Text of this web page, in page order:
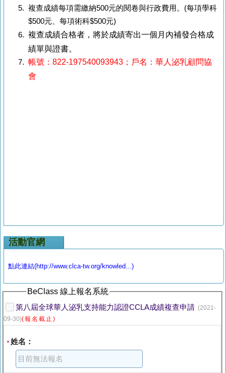
複查成績每項需繳納500元的閱卷與行政費用。(每項學科
$500元、每項術科$500元)
複查成績合格者，將於成績寄出一個月內補發合格成
績單與證書。
帳號：822-197540093943；戶名：華人泌乳顧問協
會
活動官網
點此連結(http://www.clca-tw.org/knowled...)
BeClass 線上報名系統
第八屆全球華人泌乳支持能力認證CCLA成績複查申請 (2021-
09-30)(報名截止)
* 姓名：